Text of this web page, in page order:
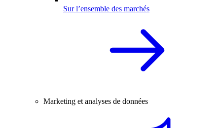
Sur l’ensemble des marchés
Marketing et analyses de données